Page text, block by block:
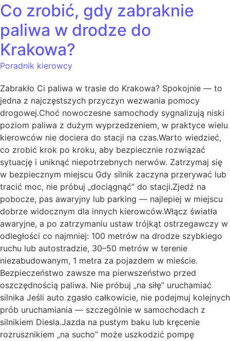
Co zrobić, gdy zabraknie
paliwa w drodze do
Krakowa?
Poradnik kierowcy
Zabrakło Ci paliwa w trasie do Krakowa? Spokojnie — to
jedna z najczęstszych przyczyn wezwania pomocy
drogowej.Choć nowoczesne samochody sygnalizują niski
poziom paliwa z dużym wyprzedzeniem, w praktyce wielu
kierowców nie dociera do stacji na czas.Warto wiedzieć,
co zrobić krok po kroku, aby bezpiecznie rozwiązać
sytuację i uniknąć niepotrzebnych nerwów. Zatrzymaj się
w bezpiecznym miejscu Gdy silnik zaczyna przerywać lub
tracić moc, nie próbuj „dociągnąć” do stacji.Zjedź na
pobocze, pas awaryjny lub parking — najlepiej w miejscu
dobrze widocznym dla innych kierowców.Włącz światła
awaryjne, a po zatrzymaniu ustaw trójkąt ostrzegawczy w
odległości co najmniej: 100 metrów na drodze szybkiego
ruchu lub autostradzie, 30–50 metrów w terenie
niezabudowanym, 1 metra za pojazdem w mieście.
Bezpieczeństwo zawsze ma pierwszeństwo przed
oszczędnością paliwa. Nie próbuj „na siłę” uruchamiać
silnika Jeśli auto zgasło całkowicie, nie podejmuj kolejnych
prób uruchamiania — szczególnie w samochodach z
silnikiem Diesla.Jazda na pustym baku lub kręcenie
rozrusznikiem „na sucho” może uszkodzić pompę